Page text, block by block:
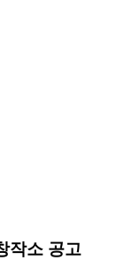
작소 공고